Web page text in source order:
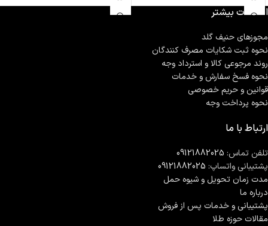
اطلاعات بیشتر
مجوزهای حنیف گلد
نحوه ثبت شكايات مصرف كنندگان
روند مرجوعی کالا و استرداد وجه
نحوه فسخ سفارش و خدمات
قوانین و حریم خصوصی
نحوه پرداخت وجه
ارتباط با ما
تلفن تماس: 09121882025
پشتیبانی واتساپ: 09121882025
مدت زمان تحويل و شیوه حمل
درباره ما
پشتیبانی و خدمات پس از فروش
مقالات حوزه طلا